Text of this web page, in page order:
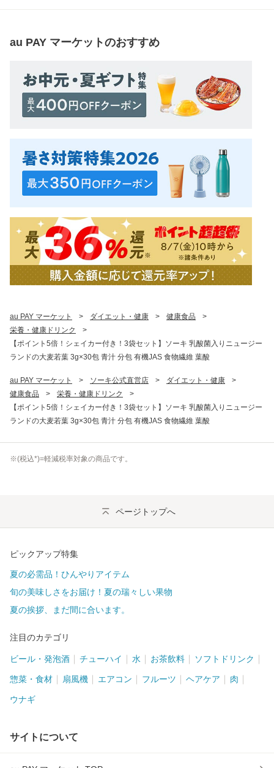
au PAY マーケットのおすすめ
au PAY マーケット > ダイエット・健康 > 健康食品
>
栄養・健康ドリンク
>
【ポイント5倍！シェイカー付き！3袋セット】ソーキ 乳酸菌入りニュージー
ランドの大麦若葉 3g×30包 青汁 分包 有機JAS 食物繊維 葉酸
au PAY マーケット > ソーキ公式直営店 > ダイエット・健康
>
健康食品
> 栄養・健康ドリンク
>
【ポイント5倍！シェイカー付き！3袋セット】ソーキ 乳酸菌入りニュージー
ランドの大麦若葉 3g×30包 青汁 分包 有機JAS 食物繊維 葉酸
※(税込*)=軽減税率対象の商品です。
ページトップへ
ピックアップ特集
夏の必需品！ひんやりアイテム
旬の美味しさをお届け！夏の瑞々しい果物
夏の挨拶、まだ間に合います。
注目のカテゴリ
ビール・発泡酒 チューハイ 水 お茶飲料 ソフトドリンク
惣菜・食材 扇風機 エアコン フルーツ ヘアケア 肉
ウナギ
サイトについて